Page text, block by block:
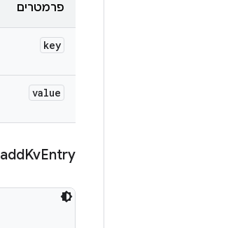
פרמטרים
key
value
addKvEntry